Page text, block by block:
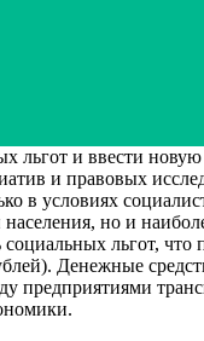
и ввести новую
и правовых
в условиях
но и
льгот, что
Денежные
предприятиями